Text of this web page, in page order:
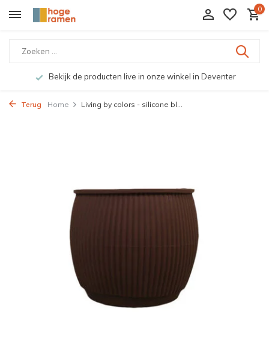
0
Bekijk de producten live in onze winkel in Deventer
Terug Home Living by colors - silicone bl...